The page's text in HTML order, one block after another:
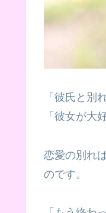
「彼氏と別
「彼女が大
恋愛の別れ
のです。